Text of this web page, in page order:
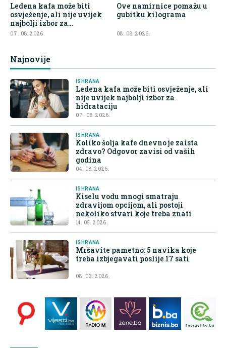
Ledena kafa može biti
osvježenje, ali nije uvijek
najbolji izbor za
hidrataciju
07. 08. 2026.
Ove namirnice pomažu u
gubitku kilograma
08. 08. 2026.
Najnovije
ISHRANA
Ledena kafa može biti osvježenje, ali
nije uvijek najbolji izbor za
hidrataciju
07. 08. 2026.
ISHRANA
Koliko šolja kafe dnevno je zaista
zdravo? Odgovor zavisi od vaših
godina
04. 08. 2026.
ISHRANA
Kiselu vodu mnogi smatraju
zdravijom opcijom, ali postoji
nekoliko stvari koje treba znati
14. 05. 2026.
ISHRANA
Mršavite pametno: 5 navika koje
treba izbjegavati poslije 17 sati
08. 03. 2026.